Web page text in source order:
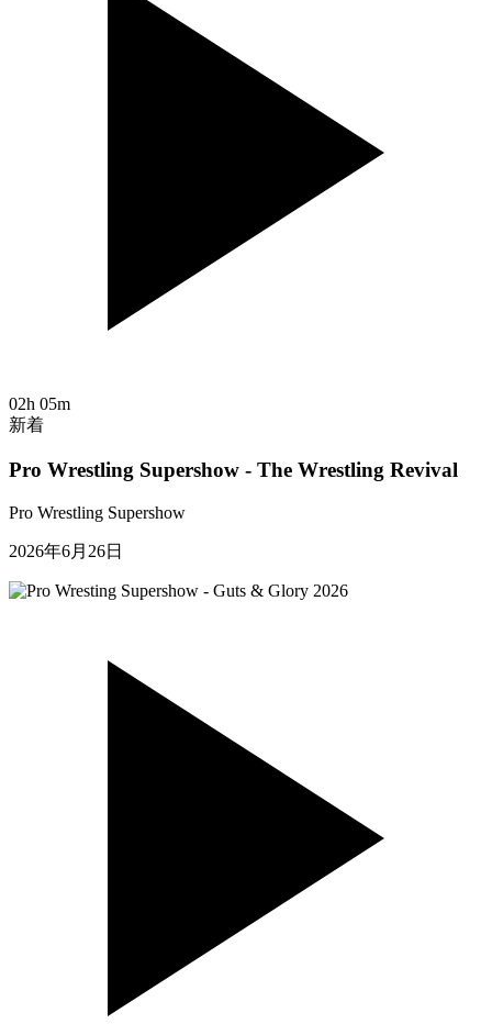
02h 05m
新着
Pro Wrestling Supershow - The Wrestling Revival
Pro Wrestling Supershow
2026年6月26日